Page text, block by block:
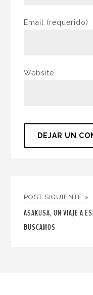
Email (requerido)
Website
POST SIGUIENTE »
ASAKUSA, UN VIAJE A
BUSCAMOS